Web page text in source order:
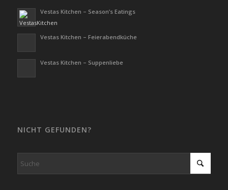
Vestas Kitchen – Season’s Eatings
Vestas Kitchen – Feierabendküche
Vestas Kitchen – Suppenliebe
NICHT GEFUNDEN?